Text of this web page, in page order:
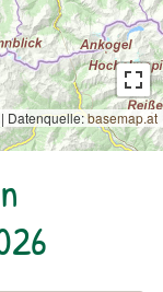
| Datenquelle:basemap.at